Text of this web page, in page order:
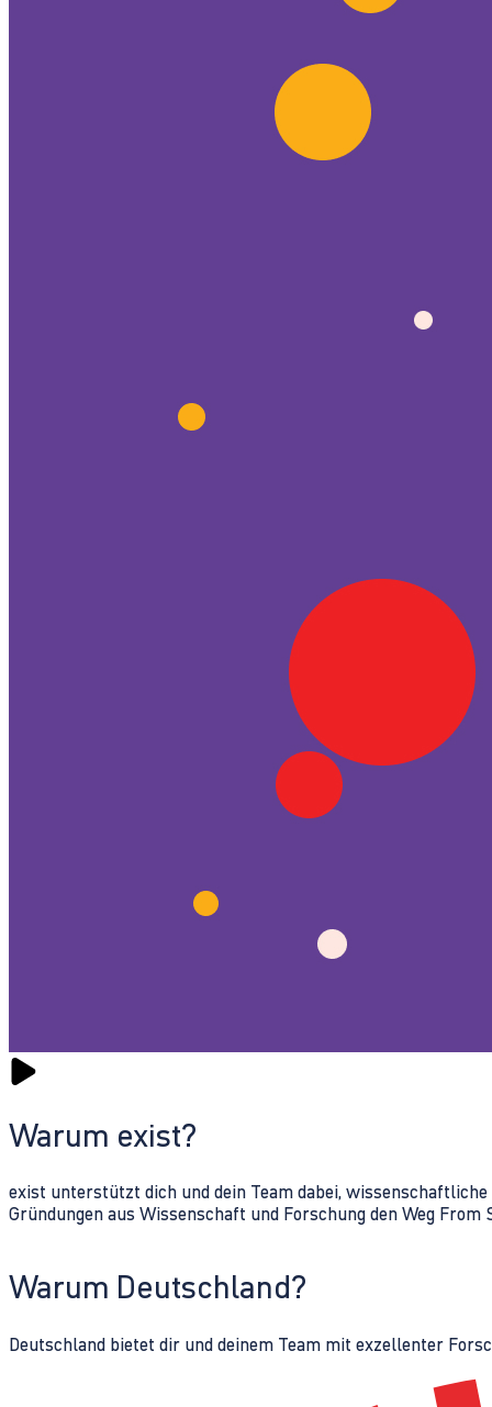
Warum exist?
exist unterstützt dich und dein Team dabei,
Gründungen aus Wissenschaft und Forschung den Weg From
Warum Deutschland?
Deutschland bietet dir und deinem Team mit exzellenter